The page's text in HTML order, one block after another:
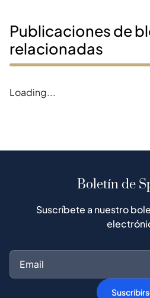
Publicaciones de
relacionadas
Loading...
Boletín de
Suscríbete a nuestro